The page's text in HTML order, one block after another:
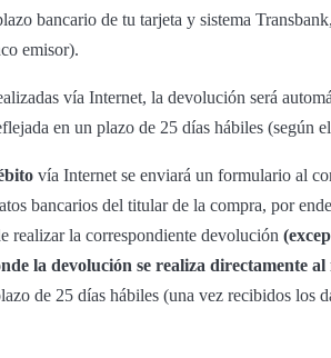
bancario de tu tarjeta y sistema
emisor).
vía Internet, la devolución será
en un plazo de 25 días hábiles (según
vía Internet se enviará un formulario al
bancarios del titular de la compra, por
realizar la correspondiente devolución
la devolución se realiza directamente al
de 25 días hábiles (una vez recibidos los